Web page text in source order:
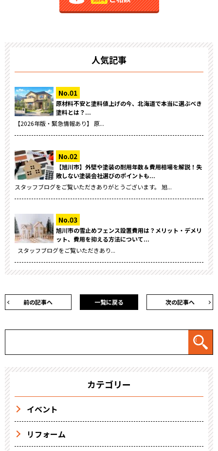
人気記事
原材料不安と塗料値上げの今、北海道で本当に選ぶべき
塗料とは？...
【2026年版・緊急情報あり】 原...
【旭川市】外壁や塗装の耐用年数＆費用相場を解説！失
敗しない塗装会社選びのポイントも...
スタッフブログをご覧いただきありがとうございます。 旭...
旭川市の雪止めフェンス設置費用は？メリット・デメリ
ット、費用を抑える方法について...
スタッフブログをご覧いただきあり...
前の記事へ 次の記事へ
一覧に戻る
カテゴリー
イベント
リフォーム